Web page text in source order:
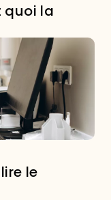
quoi la
le